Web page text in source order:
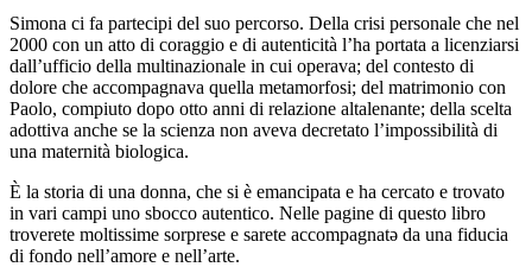
Simona ci fa partecipi del suo percorso. Della crisi personale che nel
2000 con un atto di coraggio e di autenticità l’ha portata a licenziarsi
dall’ufficio della multinazionale in cui operava; del contesto di
dolore che accompagnava quella metamorfosi; del matrimonio con
Paolo, compiuto dopo otto anni di relazione altalenante; della scelta
adottiva anche se la scienza non aveva decretato l’impossibilità di
una maternità biologica.
È la storia di una donna, che si è emancipata e ha cercato e trovato
in vari campi uno sbocco autentico. Nelle pagine di questo libro
troverete moltissime sorprese e sarete accompagnatə da una fiducia
di fondo nell’amore e nell’arte.